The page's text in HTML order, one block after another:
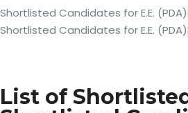
Shortlisted Candidates for E.E.
Shortlisted Candidates for E.E.
List of